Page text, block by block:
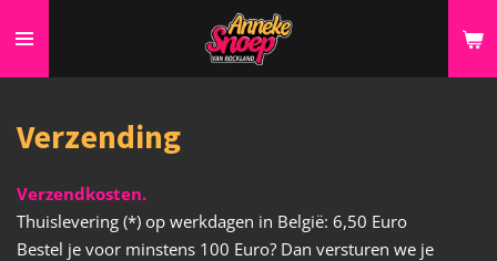
direct
naar
hoofdinhoud
Verzending
Verzendkosten.
Thuislevering (*) op werkdagen in België: 6,50 Euro
Bestel je voor minstens 100 Euro? Dan versturen we je